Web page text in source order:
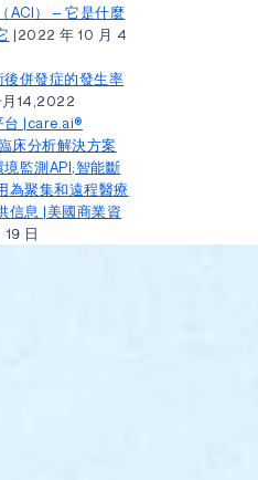
ACI） – 它是什麼
|2022 年 10 月 4
併發症的發生率
月14,2022
台 |care.ai®
床分析解決方案
監測API;智能斷
為聚集和遠程醫療
信息 |美國商業資
日